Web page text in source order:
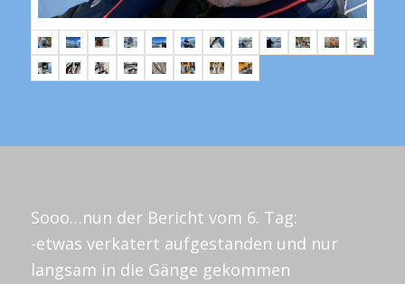
Sooo…nun der Bericht vom 6. Tag:
-etwas verkatert aufgestanden und nur
langsam in die Gänge gekommen